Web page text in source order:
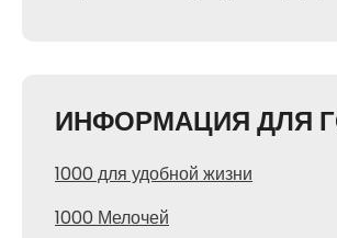
ИНФОРМАЦИЯ ДЛЯ
1000 для удобной жизни
1000 Мелочей